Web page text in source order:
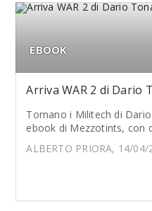
EBOOK
Arriva WAR 2 di Dario
Tornano i Militech di
ebook di Mezzotints, con
ALBERTO PRIORA, 14/04/